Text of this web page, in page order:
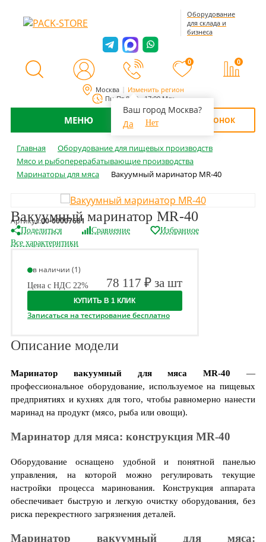
Москва Изменить регион
Ваш город Москва?
Да
Нет
Пн-Пт 8:00 - 17:00 Мск
Оборудование
для склада и
бизнеса
0 0
МЕНЮ ОБРАТНЫЙ ЗВОНОК
Главная
Оборудование для пищевых производств
Мясо и рыбоперерабатывающие производства
Маринаторы для мяса
Вакуумный маринатор MR-40
Вакуумный маринатор MR-40
Артикул:00-00007681
Поделиться Сравнение
Избранное
Все характеритики
в наличии (1)
Цена с НДС 22% 78 117 ₽ за шт
КУПИТЬ В 1 КЛИК
Записаться на тестирование бесплатно
Описание модели
Маринатор вакуумный для мяса MR-40 —
профессиональное оборудование, используемое на пищевых
предприятиях и кухнях для того, чтобы равномерно нанести
маринад на продукт (мясо, рыба или овощи).
Маринатор для мяса: конструкция MR-40
Оборудование оснащено удобной и понятной панелью
управления, на которой можно регулировать текущие
настройки процесса маринования. Конструкция аппарата
обеспечивает быструю и легкую очистку оборудования, без
риска перекрестного загрязнения деталей.
Маринатор вакуумный для мяса: